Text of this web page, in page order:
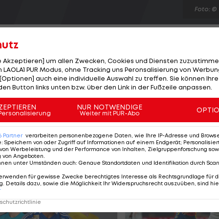
Foto: ©
Nationalmannschaft. Der 60-Jährige tritt
dem schwachen Abschneiden bei der EM in Polen
des Ex-Bayern-Coaches läuft bis zur WM 2014. Van
Führung verpasste die "Elftal" allerdings die
Co-Trainer wird Ex-Nationalspieler Danny
Akzeptieren] um allen Zwecken, Cookies und Diensten
PUR Modus, ohne Tracking uns Peronsalisierung von
auch eine individuelle Auswahl zu treffen. Sie können
Button links unten bzw. über den Link in der Fußzeile anpassen.
NUR NOTWENDIGE
Weiter mit PUR-Abo
Partner verarbeiten personenbezogene Daten, wie Ihre IP-Adresse und
: Speichern von oder Zugriff auf Informationen auf einem Endgerät;
Werbeleistung und der Performance von Inhalten, Zielgruppenforschung
von Angeboten
unter Umständen auch: Genaue Standortdaten und Identifikation durch
für gewisse Zwecke berechtigtes Interesse als Rechtsgrundlage für
Details dazu, sowie die Möglichkeit Ihr Widerspruchsrecht auszuüben, sind